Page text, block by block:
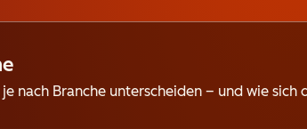
je nach Branche unterscheiden – und wie